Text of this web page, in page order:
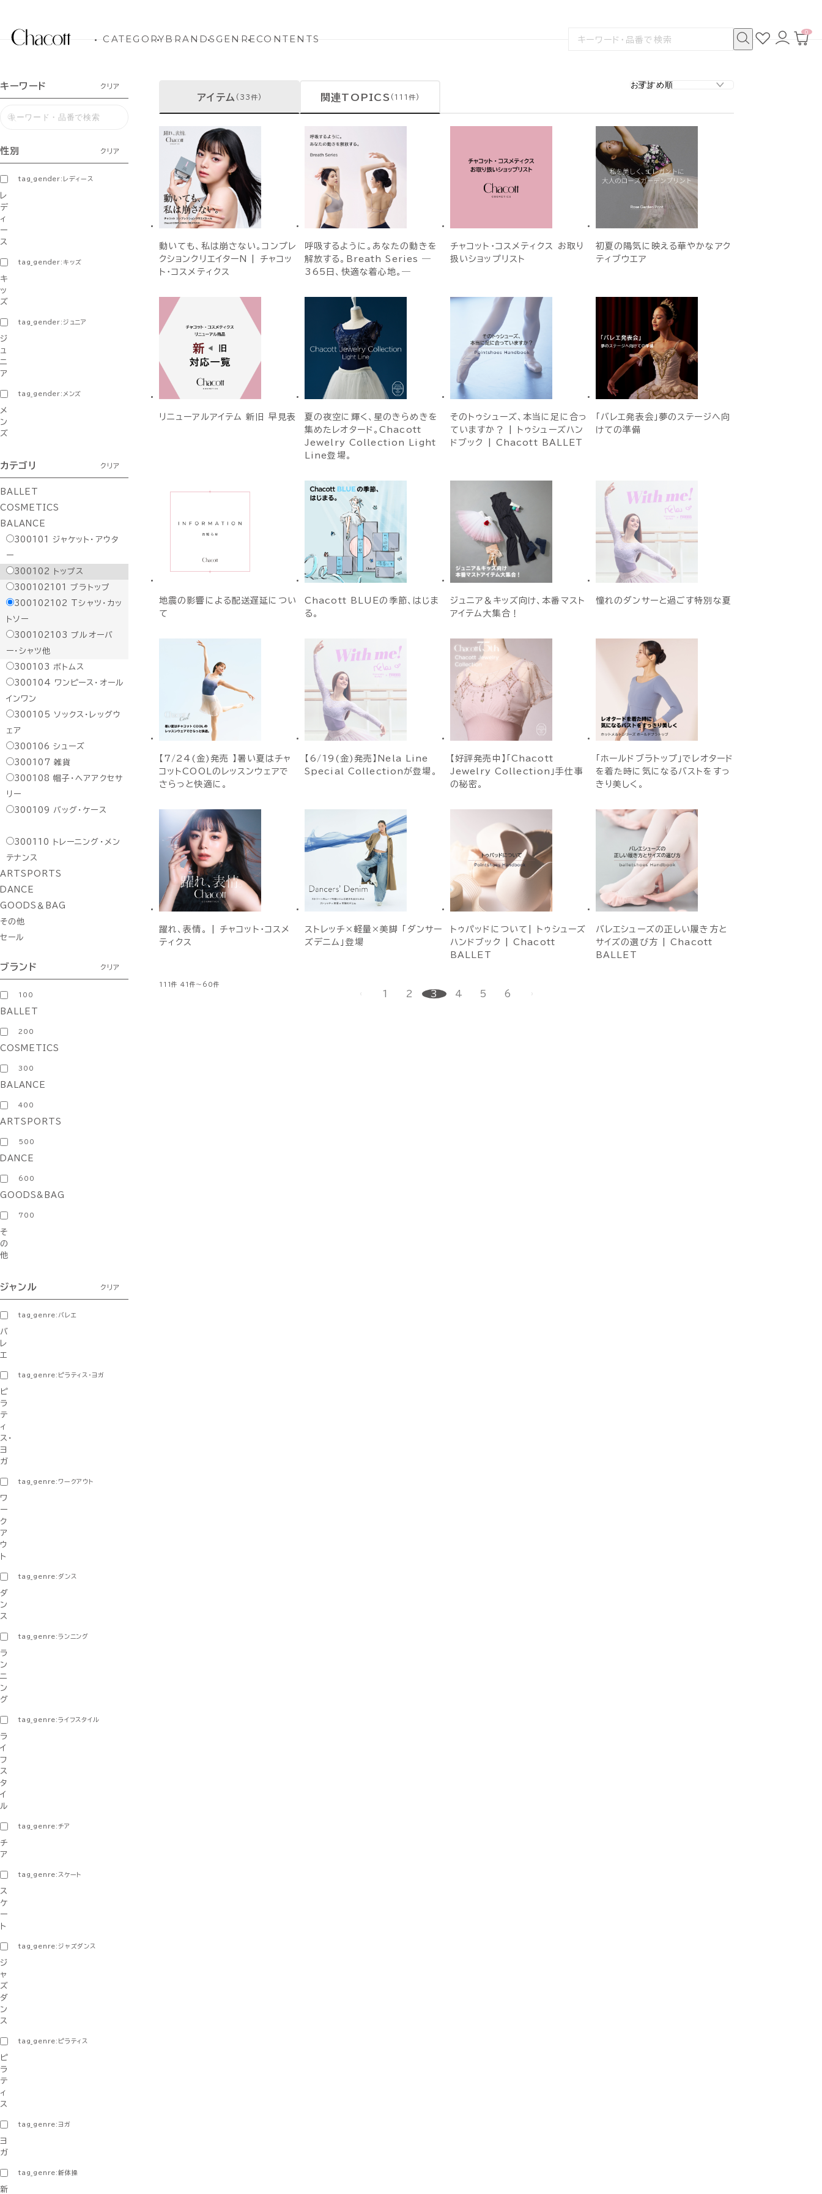
CATEGORYBRANDSGENRECONTENTS
検
お
気
ロ
グ
カ
0
キーワード クリア
性別 クリア
tag_gender:レディース
レ
デ
ィ
ー
ス
tag_gender:キッズ
キ
ッ
ズ
tag_gender:ジュニア
ジ
ュ
ニ
ア
tag_gender:メンズ
メ
ン
ズ
カテゴリ クリア
BALLET
COSMETICS
BALANCE
300101
ジャケット・アウタ
ー
300102
トップス
300102101
ブラトップ
300102102
Tシャツ・カッ
トソー
300102103 プルオーバ
ー・シャツ他
300103
ボトムス
300104
ワンピース・オール
インワン
300105
ソックス・レッグウ
ェア
300106 シューズ
300107 雑貨
300108 帽子・ヘアアクセサ
リー
300109
バッグ・ケース
300110
トレーニング・メン
テナンス
ARTSPORTS
DANCE
GOODS＆BAG
その他
セール
ブランド クリア
100
BALLET
200
COSMETICS
300
BALANCE
400
ARTSPORTS
500
DANCE
600
GOODS&BAG
700
そ
の
他
ジャンル クリア
tag_genre:バレエ
バ
レ
エ
tag_genre:ピラティス・ヨガ
ピ
ラ
テ
ィ
ス・
ヨ
ガ
tag_genre:ワークアウト
ワ
ー
ク
ア
ウ
ト
tag_genre:ダンス
ダ
ン
ス
tag_genre:ランニング
ラ
ン
ニ
ン
グ
tag_genre:ライフスタイル
ラ
イ
フ
ス
タ
イ
ル
tag_genre:チア
チ
ア
tag_genre:スケート
ス
ケ
ー
ト
tag_genre:ジャズダンス
ジ
ャ
ズ
ダ
ン
ス
tag_genre:ピラティス
ピ
ラ
テ
ィ
ス
tag_genre:ヨガ
ヨ
ガ
tag_genre:新体操
新
アイテム (33件) 関連TOPICS (111件)
動いても、私は崩さない。コンプレ
クションクリエイターN | チャコッ
ト・コスメティクス
呼吸するように。あなたの動きを
解放する。Breath Series ―
365日、快適な着心地。―
チャコット・コスメティクス お取り
扱いショップリスト
初夏の陽気に映える華やかなアク
ティブウエア
リニューアルアイテム 新旧 早見表
夏の夜空に輝く、星のきらめきを
集めたレオタード。Chacott
Jewelry Collection Light
Line登場。
そのトゥシューズ、本当に足に合っ
ていますか？ | トゥシューズハン
ドブック | Chacott BALLET
「バレエ発表会」夢のステージへ向
けての準備
地震の影響による配送遅延につい
て
Chacott BLUEの季節、はじま
る。
ジュニア＆キッズ向け、本番マスト
アイテム大集合！
憧れのダンサーと過ごす特別な夏
【7/24(金)発売 】暑い夏はチャ
コットCOOLのレッスンウェアで
さらっと快適に。
【6/19(金)発売】Nela Line
Special Collectionが登場。
【好評発売中】「Chacott
Jewelry Collection」手仕事
の秘密。
「ホールドブラトップ」でレオタード
を着た時に気になるバストをすっ
きり美しく。
躍れ、表情。 | チャコット・コスメ
ティクス
ストレッチ×軽量×美脚 「ダンサー
ズデニム」登場
トゥパッドについて| トゥシューズ
ハンドブック | Chacott
BALLET
バレエシューズの正しい履き方と
サイズの選び方 | Chacott
BALLET
111件 41件～60件
1 2 3 4 5 6